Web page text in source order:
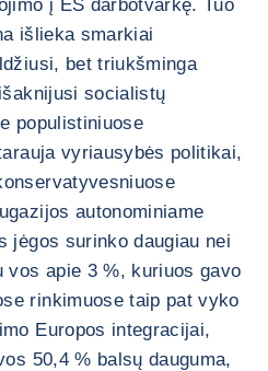
į ES darbotvarkę. Tuo
išlieka smarkiai
bet triukšminga
socialistų
populistiniuose
vyriausybės politikai,
autonominiame
jėgos surinko daugiau nei
vos apie 3 %, kuriuos gavo
rinkimuose taip pat vyko
Europos integracijai,
50,4 % balsų dauguma,